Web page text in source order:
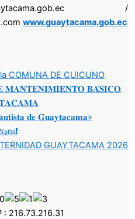
/
www.guaytacama.gob.ec
COMUNA DE CUICUNO
𝐌𝐀𝐍𝐓𝐄𝐍𝐈𝐌𝐈𝐄𝐍𝐓𝐎 𝐁𝐀́𝐒𝐈𝐂𝐎
𝐝𝐞 𝐆𝐮𝐚𝐲𝐭𝐚𝐜𝐚𝐦𝐚»
GUAYTACAMA 2026
: 216.73.216.31